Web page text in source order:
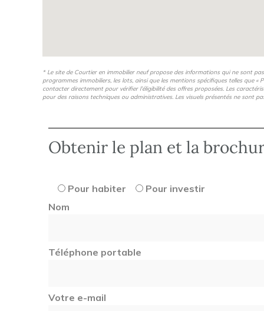
* Le site de Courtier en immobilier neuf propose des informations qui ne sont
programmes immobiliers, les lots, ainsi que les mentions spécifiques telles que
contacter directement pour vérifier l’éligibilité des offres proposées. Les
pour des raisons techniques ou administratives. Les visuels présentés ne sont
Obtenir le plan et la
Pour habiter
Pour investir
Nom
Téléphone portable
Votre e-mail